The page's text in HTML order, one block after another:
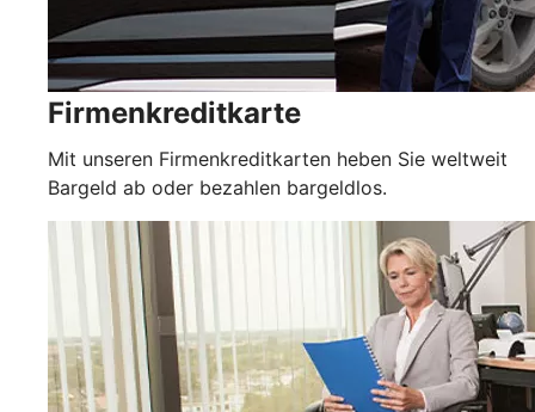
Firmenkreditkarte
Mit unseren Firmenkreditkarten heben Sie weltweit
Bargeld ab oder bezahlen bargeldlos.